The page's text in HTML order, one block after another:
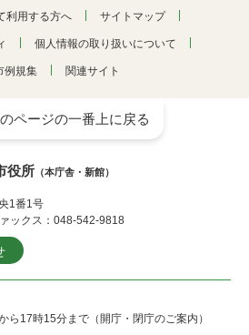
利用する方へ サイトマップ
個人情報の取り扱いについて
例規集 関連サイト
ページの一番上に戻る
役所 （本庁舎・新館）
1番1号
ックス：048-542-9818
ら17時15分まで（開庁・閉庁のご案内）